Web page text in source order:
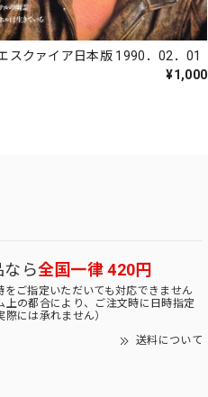
スクァイア日本版 1990．02．01
¥1,000
なら全国一律 420円
ご指定いただいても対応できません
上の都合により、ご注文時に日時指定
には承れません）
送料について